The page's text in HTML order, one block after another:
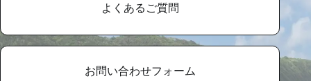
よくあるご質問
お問い合わせフォーム